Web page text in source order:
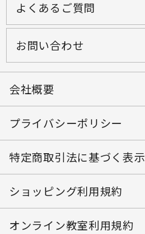
よくあるご質問
お問い合わせ
会社概要
プライバシーポリシー
特定商取引法に基づく表示
ショッピング利用規約
オンライン教室利用規約